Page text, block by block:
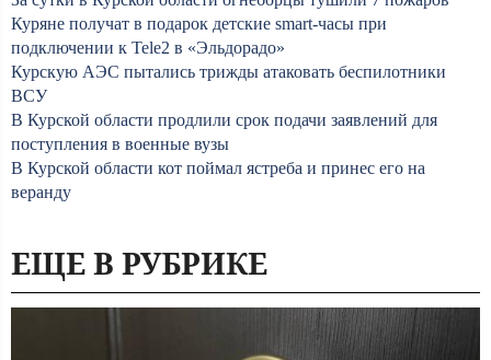
Куряне получат в подарок детские smart-часы при
подключении к Tele2 в «Эльдорадо»
Курскую АЭС пытались трижды атаковать беспилотники
ВСУ
В Курской области продлили срок подачи заявлений для
поступления в военные вузы
В Курской области кот поймал ястреба и принес его на
веранду
ЕЩЕ В РУБРИКЕ